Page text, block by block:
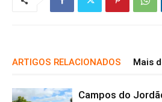
ARTIGOS RELACIONADOS Mais
Campos do